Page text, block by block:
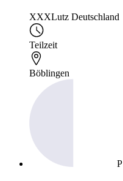
XXXLutz Deutschland
Teilzeit
Böblingen
P